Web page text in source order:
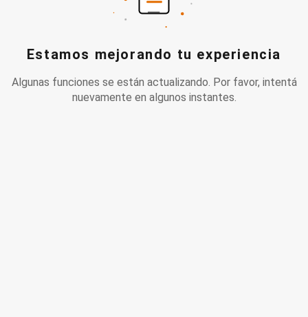
Estamos mejorando tu experiencia
Algunas funciones se están actualizando. Por favor, intentá
nuevamente en algunos instantes.